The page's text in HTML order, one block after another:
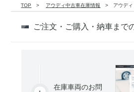
TOP アウディ中古車在庫情報 アウデ
ご注文・ご購入・納車まで
在庫車両のお問